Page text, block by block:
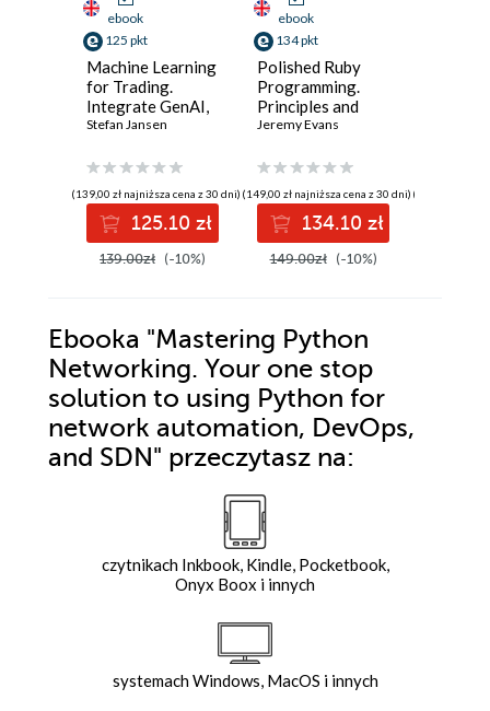
ebook
125 pkt
Machine Learning
for Trading.
Integrate GenAI,
Causal Inference,
Learning into Real
World Trading
Systems - Third
Edition
Stefan Jansen
(139,00 zł najniższa cena z 30 dni)
125.10 zł
139.00zł (-10%)
ebook
134 pkt
Polished Ruby
Programming.
Principles and
practices for
maintainable, and
performant
software - Second
Edition
Jeremy Evans
(149,00 zł najniższa cena z 30 dni)
134.10 zł
149.00zł (-10%)
(139,00 zł
Ebooka "Mastering Python
Networking. Your one stop
solution to using Python for
network automation, DevOps,
and SDN" przeczytasz na:
czytnikach Inkbook, Kindle, Pocketbook,
Onyx Boox i innych
systemach Windows, MacOS i innych